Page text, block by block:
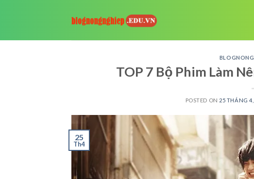
TOP 7 Bộ Phim Làm
POSTED ON 25 THÁNG
25
Th4